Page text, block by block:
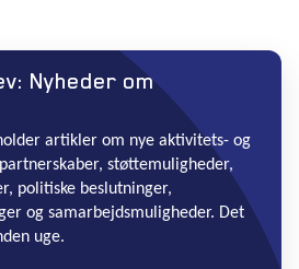
Nyheder om
artikler om nye aktivitets- og
støttemuligheder,
politiske beslutninger,
og samarbejdsmuligheder. Det
uge.